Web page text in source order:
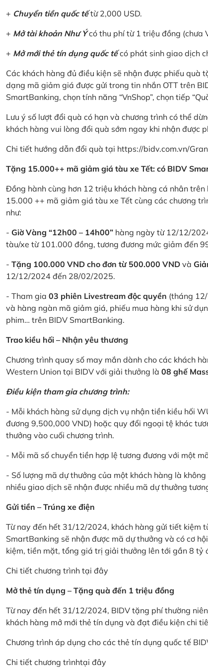
+ Chuyển tiền quốc tếtừ 2,000 USD.
+ Mở tài khoản Như Ýcó thu phí từ 1 triệu đồng (chưa
+ Mở mới thẻ tín dụng quốc tếcó phát sinh giao dịch
Các khách hàng đủ điều kiện sẽ nhận được phiếu
dạng mã giảm giá được gửi trong tin nhắn OTT trên
SmartBanking, chọn tính năng “VnShop”, chọn tiếp
Lưu ý số lượt đổi quà có hạn và chương trình có thể
khách hàng vui lòng đổi quà sớm ngay khi nhận được
Chi tiết hướng dẫn đổi quà tại https://bidv.com.vn/
Tặng 15.000++ mã giảm giá tàu xe Tết: có BIDV
Đồng hành cùng hơn 12 triệu khách hàng cá nhân
15.000 ++ mã giảm giá tàu xe Tết cùng các chương
như:
- Giờ Vàng “12h00 – 14h00” hàng ngày từ 12/12/
tàu/xe từ 101.000 đồng, tương đương mức giảm đến
- Tặng 100.000 VND cho đơn từ 500.000 VND và
12/12/2024 đến 28/02/2025.
- Tham gia 03 phiên Livestream độc quyền (tháng
và hàng ngàn mã giảm giá, phiếu mua hàng khi sử
phim… trên BIDV SmartBanking.
Trao kiều hối – Nhận yêu thương
Chương trình quay số may mắn dành cho các khách
Western Union tại BIDV với giải thưởng là 08 ghế
Điều kiện tham gia chương trình:
- Mỗi khách hàng sử dụng dịch vụ nhận tiền kiều hối
đương 9,500,000 VND) hoặc quy đổi ngoại tệ khác
thưởng vào cuối chương trình.
- Mỗi mã số chuyển tiền hợp lệ tương đương với một
- Số lượng mã dự thưởng của một khách hàng là
nhiều giao dịch sẽ nhận được nhiều mã dự thưởng
Gửi tiền – Trúng xe điện
Từ nay đến hết 31/12/2024, khách hàng gửi tiết kiệm
SmartBanking sẽ nhận được mã dự thưởng và có cơ
kiệm, tiền mặt, tổng giá trị giải thưởng lên tới gần 8 tỷ
Chi tiết chương trình tại đây
Mở thẻ tín dụng – Tặng quà đến 1 triệu đồng
Từ nay đến hết 31/12/2024, BIDV tặng phí thường
khách hàng mở mới thẻ tín dụng và đạt điều kiện chi
Chương trình áp dụng cho các thẻ tín dụng quốc tế
Chi tiết chương trìnhtại đây